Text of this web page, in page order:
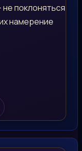
поклоняться
намерение